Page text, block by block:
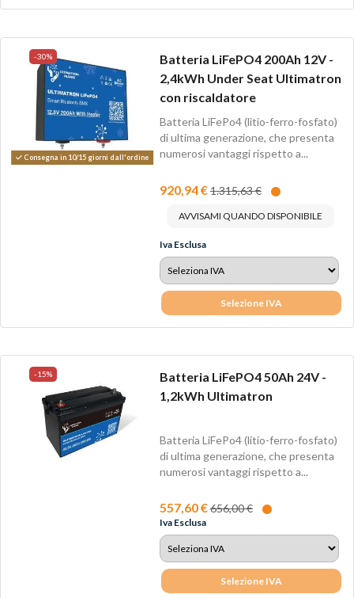
-30%
Consegna in 10/15 giorni dall'ordine
Batteria LiFePO4 200Ah 12V -
2,4kWh Under Seat Ultimatron
con riscaldatore
Batteria LiFePo4 (litio-ferro-fosfato)
di ultima generazione, che presenta
numerosi vantaggi rispetto a...
920,94 €1.315,63 €
AVVISAMI QUANDO DISPONIBILE
Iva Esclusa
Selezione IVA
-15%
Batteria LiFePO4 50Ah 24V -
1,2kWh Ultimatron
Batteria LiFePo4 (litio-ferro-fosfato)
di ultima generazione, che presenta
numerosi vantaggi rispetto a...
557,60 €656,00 €
Iva Esclusa
Selezione IVA